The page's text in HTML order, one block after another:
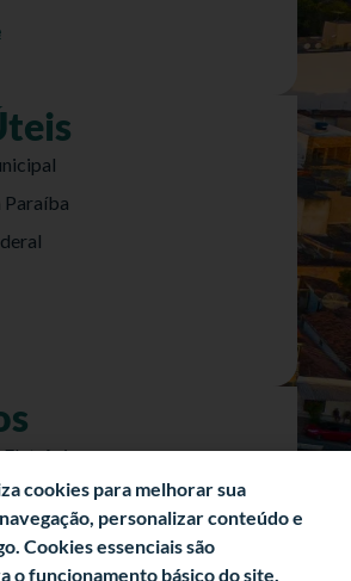
Paraíba
a Informação)
Fiscal
cookies para melhorar sua
personalizar conteúdo e
Cookies essenciais são
o funcionamento básico do site.